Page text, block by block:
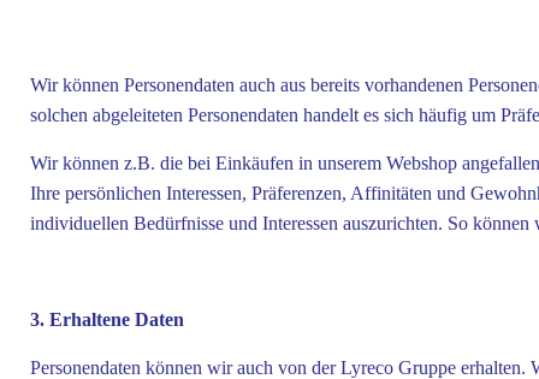
Wir können Personendaten auch aus bereits vorhandenen
solchen abgeleiteten Personendaten handelt es sich häufig um
Wir können z.B. die bei Einkäufen in unserem Webshop
Ihre persönlichen Interessen, Präferenzen, Affinitäten und
individuellen Bedürfnisse und Interessen auszurichten. So
3. Erhaltene Daten
Personendaten können wir auch von der Lyreco Gruppe